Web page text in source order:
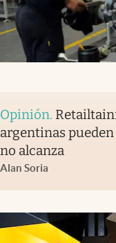
Opinión.
argentinas
no alcanza
Alan Soria